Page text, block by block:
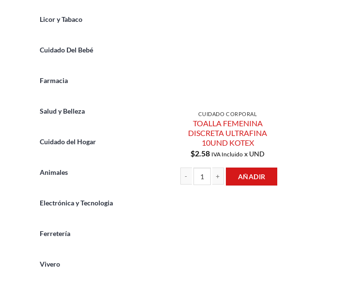
Licor y Tabaco
Cuidado Del Bebé
Farmacia
Salud y Belleza
Cuidado del Hogar
Animales
Electrónica y Tecnologia
Ferretería
Vivero
CUIDADO CORPORAL
TOALLA FEMENINA
DISCRETA ULTRAFINA
10UND KOTEX
$2.58 IVA Incluido x UND
AÑADIR